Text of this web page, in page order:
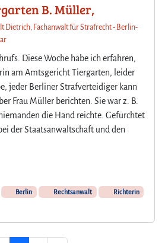
B. Müller,
Dietrich, Fachanwalt für Strafrecht - Berlin-
z
i
’
i
n
a
a
Diese Woche habe ich erfahren,
am Amtsgericht Tiergarten, leider
jeder Berliner Strafverteidiger kann
Frau Müller berichten. Sie war z. B.
die Hand reichte. Gefürchtet
der Staatsanwaltschaft und den
Berlin Rechtsanwalt
Richterin